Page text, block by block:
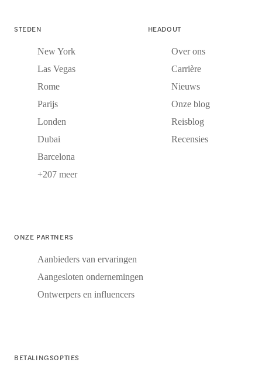
STEDEN
New York
Las Vegas
Rome
Parijs
Londen
Dubai
Barcelona
+207 meer
HEADOUT
Over ons
Carrière
Nieuws
Onze blog
Reisblog
Recensies
ONZE PARTNERS
Aanbieders van ervaringen
Aangesloten ondernemingen
Ontwerpers en influencers
BETALINGSOPTIES